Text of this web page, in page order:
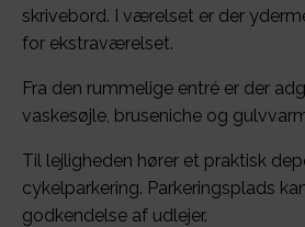
skrivebord. I værelset er der
for ekstraværelset.
Fra den rummelige entré er der
vaskesøjle, bruseniche og
Til lejligheden hører et praktisk
cykelparkering. Parkeringsplads
godkendelse af udlejer.